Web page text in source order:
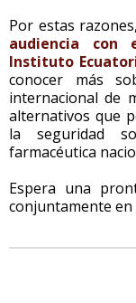
Por estas
audiencia con
Instituto
conocer más
internacional de
alternativos que
la seguridad
farmacéutica
Espera una
conjuntamente en